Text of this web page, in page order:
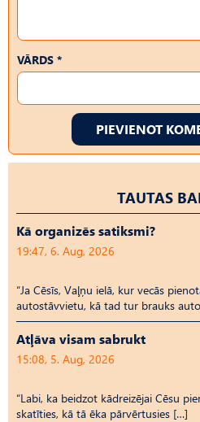
VĀRDS *
PIEVIENOT
TAUTAS
Kā organizēs satiksmi?
19:47, 6. Aug, 2026
“Ja Cēsīs, Vaļņu ielā, kur vecās
autostāvvietu, kā tad tur brauks
Atļāva visam sabrukt
15:08, 5. Aug, 2026
“Labi, ka beidzot kādreizējai Cēsu
skatīties, kā tā ēka pārvērtusies […]